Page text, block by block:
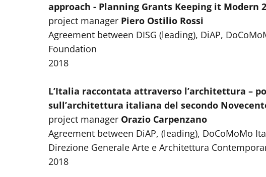
approach - Planning Grants Keeping it Modern
project manager Piero Ostilio Rossi
Agreement between DISG (leading), DiAP,
Foundation
2018
L’Italia raccontata attraverso l’architettura –
sull’architettura italiana del secondo
project manager Orazio Carpenzano
Agreement between DiAP, (leading), DoCoMoMo
Direzione Generale Arte e Architettura
2018